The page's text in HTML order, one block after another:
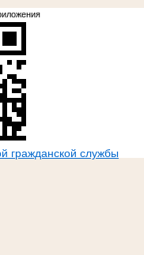
гражданской службы